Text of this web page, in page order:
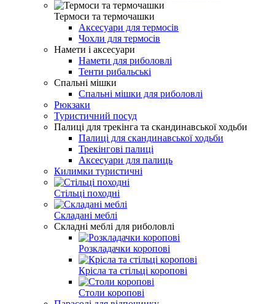
Термоси та термочашки
Аксесуари для термосів
Чохли для термосів
Намети і аксесуари
Намети для риболовлі
Тенти рибальські
Спальні мішки
Спальні мішки для риболовлі
Рюкзаки
Туристичний посуд
Палиці для трекінга та скандинавської ходьби
Палиці для скандинавської ходьби
Трекінгові палиці
Аксесуари для палиць
Килимки туристичні
Стільці походні
Складані меблі
Складні меблі для риболовлі
Розкладачки коропові
Крісла та стільці коропові
Столи коропові